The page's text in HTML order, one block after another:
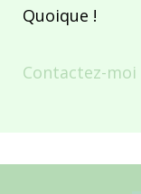
Quoique !
Contactez-moi